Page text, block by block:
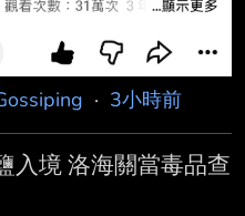
· 3小時前
入境 洛海關當毒品查